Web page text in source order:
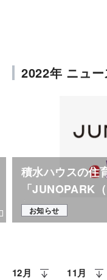
2022年 ニュ
積水ハウスの住
「JUNOPARK
年お知らせ
12月 11月